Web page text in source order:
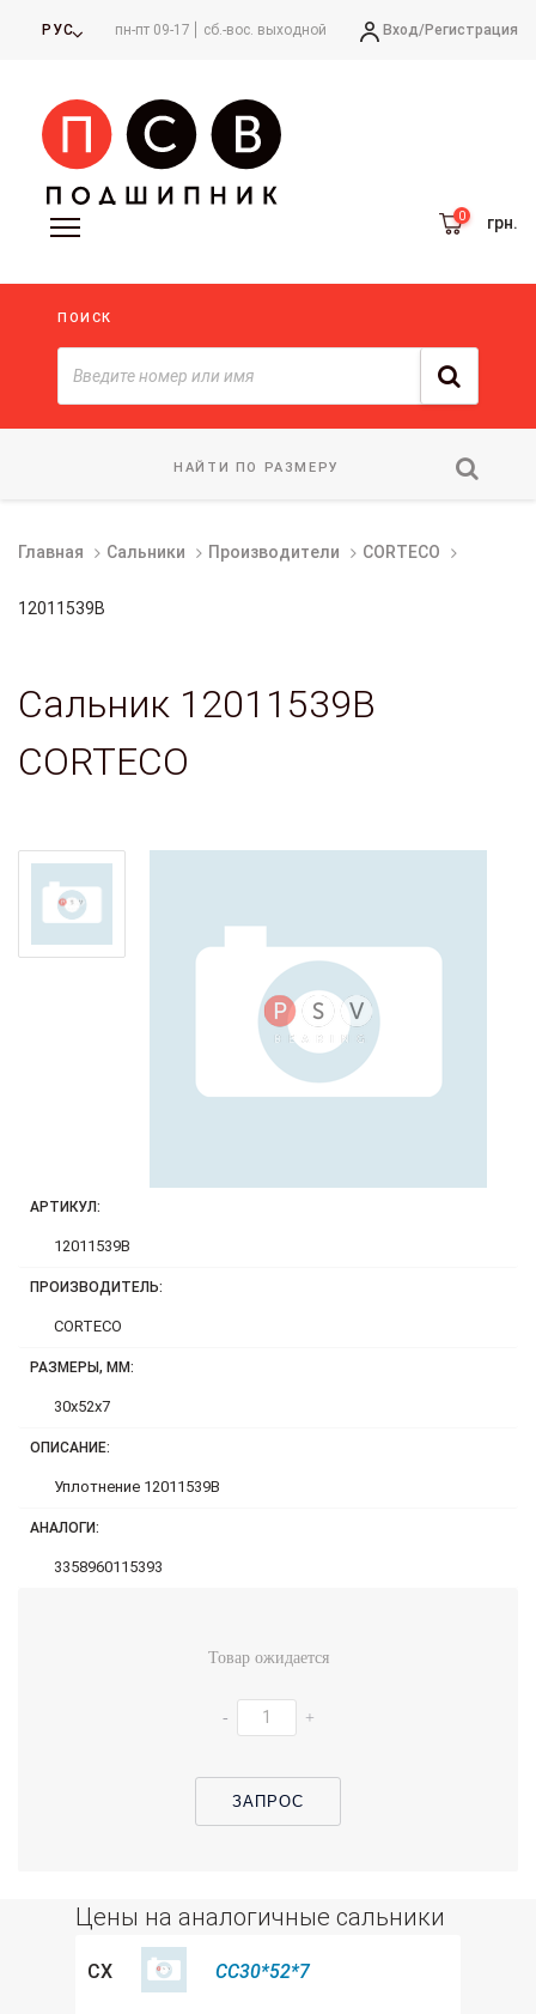
РУС пн-пт 09-17 сб.-вос. выходной Вход/Регистрация
грн.
ПОИСК
НАЙТИ ПО РАЗМЕРУ
Главная Сальники Производители CORTECO
12011539B
Сальник 12011539B
CORTECO
АРТИКУЛ:
12011539B
ПРОИЗВОДИТЕЛЬ:
CORTECO
РАЗМЕРЫ, ММ:
30x52x7
ОПИСАНИЕ:
Уплотнение 12011539B
АНАЛОГИ:
3358960115393
Товар ожидается
- +
ЗАПРОС
Цены на аналогичные сальники
CX CC30*52*7